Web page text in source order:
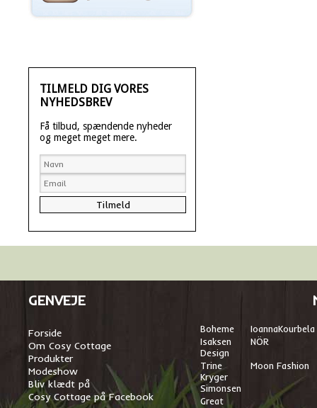
TILMELD DIG VORES
NYHEDSBREV
Få tilbud, spændende nyheder
og meget meget mere.
GENVEJE
Forside
Om Cosy Cottage
Produkter
Modeshow
Bliv klædt på
Cosy Cottage på Facebook
Boheme IoannaKourbela
Isaksen
Design
NÖR
Trine
Kryger
Simonsen
Moon Fashion
Great